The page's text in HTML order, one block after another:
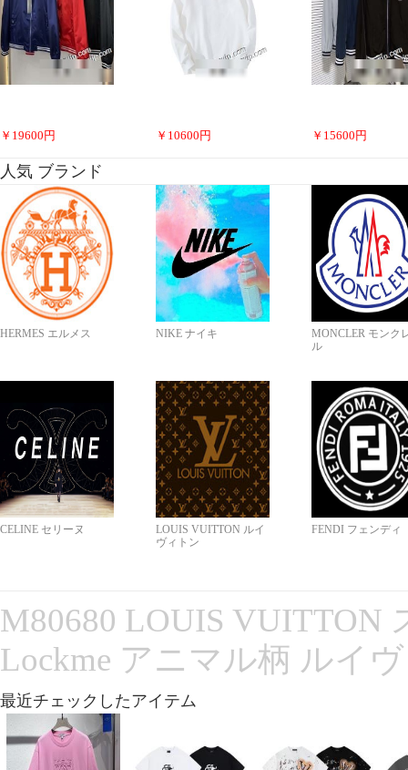
￥ 19600 円 ￥ 10600 円 ￥ 15600 円
人気 ブランド
HERMES エルメス NIKE ナイキ
MONCLER モンク
ル
CELINE セリーヌ
LOUIS VUITTON ルイ
ヴィトン
FENDI フェンディ
M80680 LOUIS VUITTON
Lockme アニマル柄 ルイ
最近チェックしたアイテム